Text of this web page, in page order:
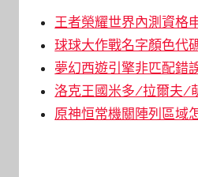
王者榮耀世界內測資格
球球大作戰名字顏色代
夢幻西遊引擎非匹配錯
洛克王國米多/拉爾夫/
原神恒常機關陣列區域